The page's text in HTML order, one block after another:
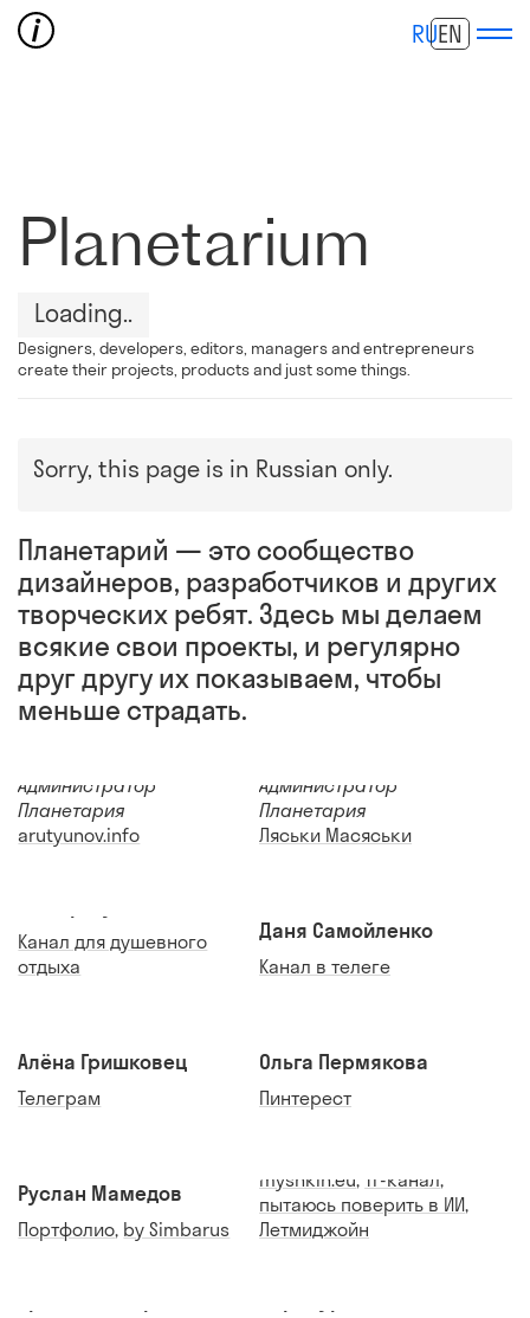
RUEN
Planetarium
Loading
Designers, developers, editors, managers and entrepreneurs
create their projects, products and just some things.
Sorry, this page is in Russian only.
Планетарий — это сообщество
дизайнеров, разработчиков и других
творческих ребят. Здесь мы делаем
всякие свои проекты, и регулярно
друг другу их показываем, чтобы
меньше страдать.
Администратор
Планетария
arutyunov.info
Администратор
Планетария
Ляськи Масяськи
Канал для душевного
отдыха
Даня Самойленко
Канал в телеге
Алёна Гришковец
Телеграм
Ольга Пермякова
Пинтерест
Руслан Мамедов
Портфолио, by Simbarus
myshkin.eu, тг-канал,
пытаюсь поверить в ИИ,
Летмиджойн